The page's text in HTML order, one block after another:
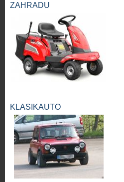
ZAHRADU
KLASIKAUTO